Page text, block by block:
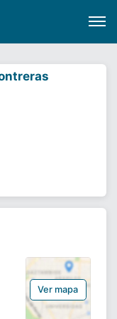
Ver mapa